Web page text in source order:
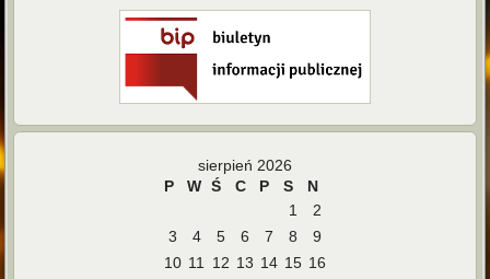
sierpień 2026
P
W Ś C P S
N
1
2
3
4 5 6 7 8
9
10 11 12 13 14 15 16